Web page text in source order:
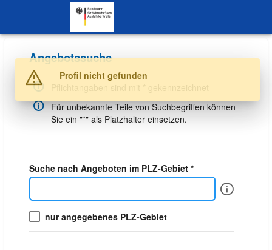
SKIP TO CONTENT.
Angebotssuche
Für unbekannte Teile von Suchbegriffen können
Sie ein "*" als Platzhalter einsetzen.
Suche nach Angeboten im PLZ-Gebiet *
Info
nur angegebenes PLZ-Gebiet
Warnung
Profil nicht gefunden